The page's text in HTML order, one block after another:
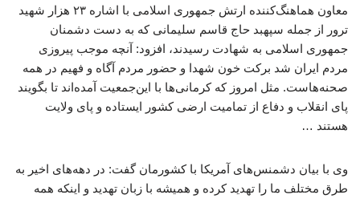
معاون هماهنگ‌کننده ارتش جمهوری اسلامی با اشاره ۲۳ هزار شهید
ترور از جمله سپهبد حاج قاسم سلیمانی که به دست دشمنان
جمهوری اسلامی به شهادت رسیدند، افزود: آنچه موجب پیروزی
مردم ایران شد برکت خون شهدا و حضور مردم آگاه و فهیم در همه
صحنه‌هاست. مثل امروز که کرمانی‌ها با این‌جمعیت آمده‌اند تا بگویند
پای انقلاب و دفاع از تمامیت ارضی کشور ایستاده و پای ولایت
هستند …
وی با بیان دشمنس‌های آمریکا با کشورمان گفت: در دهه‌های اخیر به
طرق مختلف ما را تهدید کرده و همیشه با زبان تهدید و اینکه همه